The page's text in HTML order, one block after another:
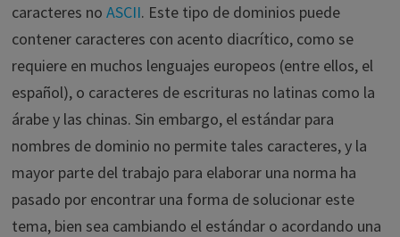
caracteres no ASCII. Este tipo de dominios puede
contener caracteres con acento diacrítico, como se
requiere en muchos lenguajes europeos (entre ellos, el
español), o caracteres de escrituras no latinas como la
árabe y las chinas. Sin embargo, el estándar para
nombres de dominio no permite tales caracteres, y la
mayor parte del trabajo para elaborar una norma ha
pasado por encontrar una forma de solucionar este
tema, bien sea cambiando el estándar o acordando una